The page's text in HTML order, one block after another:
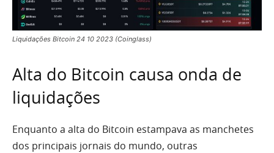
Liquidações Bitcoin 24 10 2023 (Coinglass)
Alta do Bitcoin causa onda de
liquidações
Enquanto a alta do Bitcoin estampava as manchetes
dos principais jornais do mundo, outras